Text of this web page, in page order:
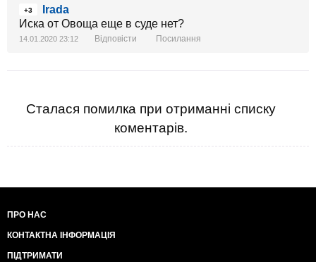
+3
Irada
Иска от Овоща еще в суде нет?
14.01.2020 23:12 Відповісти Посилання
Сталася помилка при отриманні списку
коментарів.
ПРО НАС
КОНТАКТНА ІНФОРМАЦІЯ
ПІДТРИМАТИ